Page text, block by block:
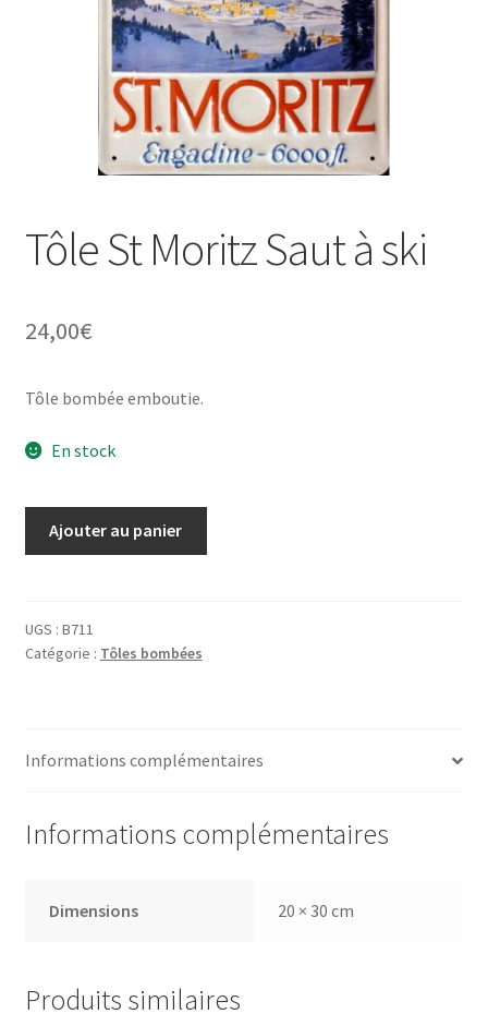
Une histoire de plaques émaillées
Tôle St Moritz Saut à ski
24,00€
Tôle bombée emboutie.
En stock
Moritz
Saut
Ajouter au panier
UGS : B711
Catégorie : Tôles bombées
Informations complémentaires
Informations complémentaires
Dimensions 20 × 30 cm
Produits similaires